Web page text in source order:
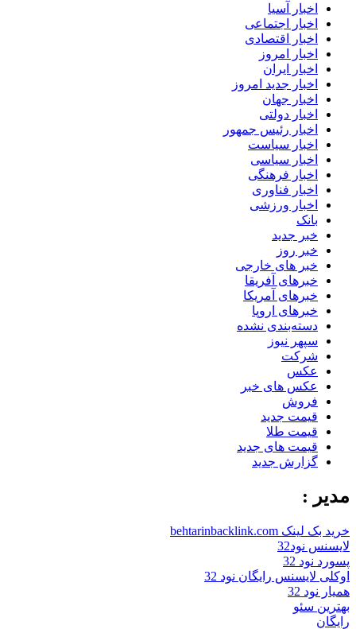
اخبار آسیا
اخبار اجتماعی
اخبار اقتصادی
اخبار امروز
اخبار ایران
اخبار جدید امروز
اخبار جهان
اخبار دولتی
اخبار رئیس جمهور
اخبار سیاست
اخبار سیاسی
اخبار فرهنگی
اخبار فناوری
اخبار ورزشی
بانک
خبر جدید
خبر روز
خبر های خارجی
خبرهای آفریقا
خبرهای آمریکا
خبرهای اروپا
دسته‌بندی نشده
سپهر نیوز
شرکت
عکس
عکس های خبر
فروش
قیمت جدید
قیمت طلا
قیمت های جدید
گزارش جدید
مدیر :
خرید بک لینک behtarinbacklink.com
لایسنس نود32
پسورد نود 32
اوکلی لایسنس رایگان نود 32
همیار نود 32
بهترین سئو
رایگان